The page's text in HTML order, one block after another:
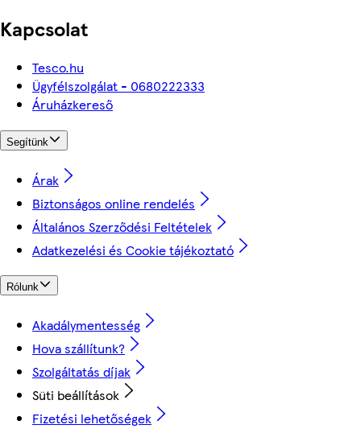
Kapcsolat
Tesco.hu
Ügyfélszolgálat - 0680222333
Áruházkereső
Segítünk
Árak
Biztonságos online rendelés
Általános Szerződési Feltételek
Adatkezelési és Cookie tájékoztató
Rólunk
Akadálymentesség
Hova szállítunk?
Szolgáltatás díjak
Süti beállítások
Fizetési lehetőségek